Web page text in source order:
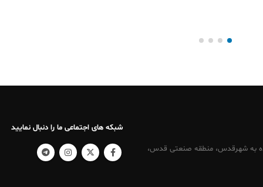
، نرسیده به شهرقدس، منطقه صنعتی قدس،
شبکه های اجتماعی ما را دنبال نمایید